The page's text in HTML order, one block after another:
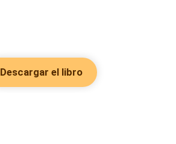
Descargar el libro